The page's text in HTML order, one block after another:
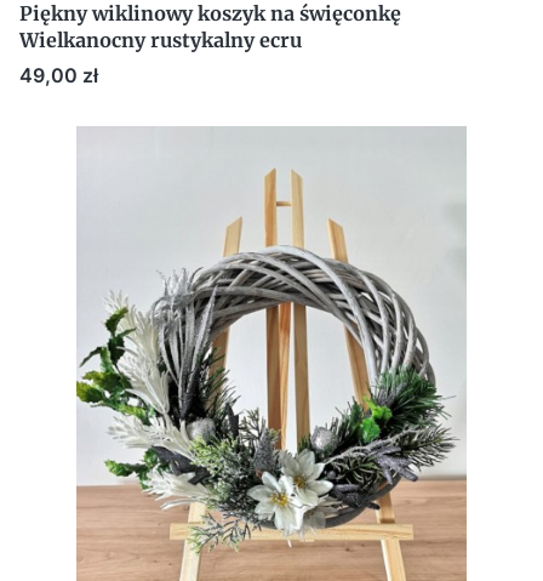
Piękny wiklinowy koszyk na święconkę
Wielkanocny rustykalny ecru
Cena
49,00 zł